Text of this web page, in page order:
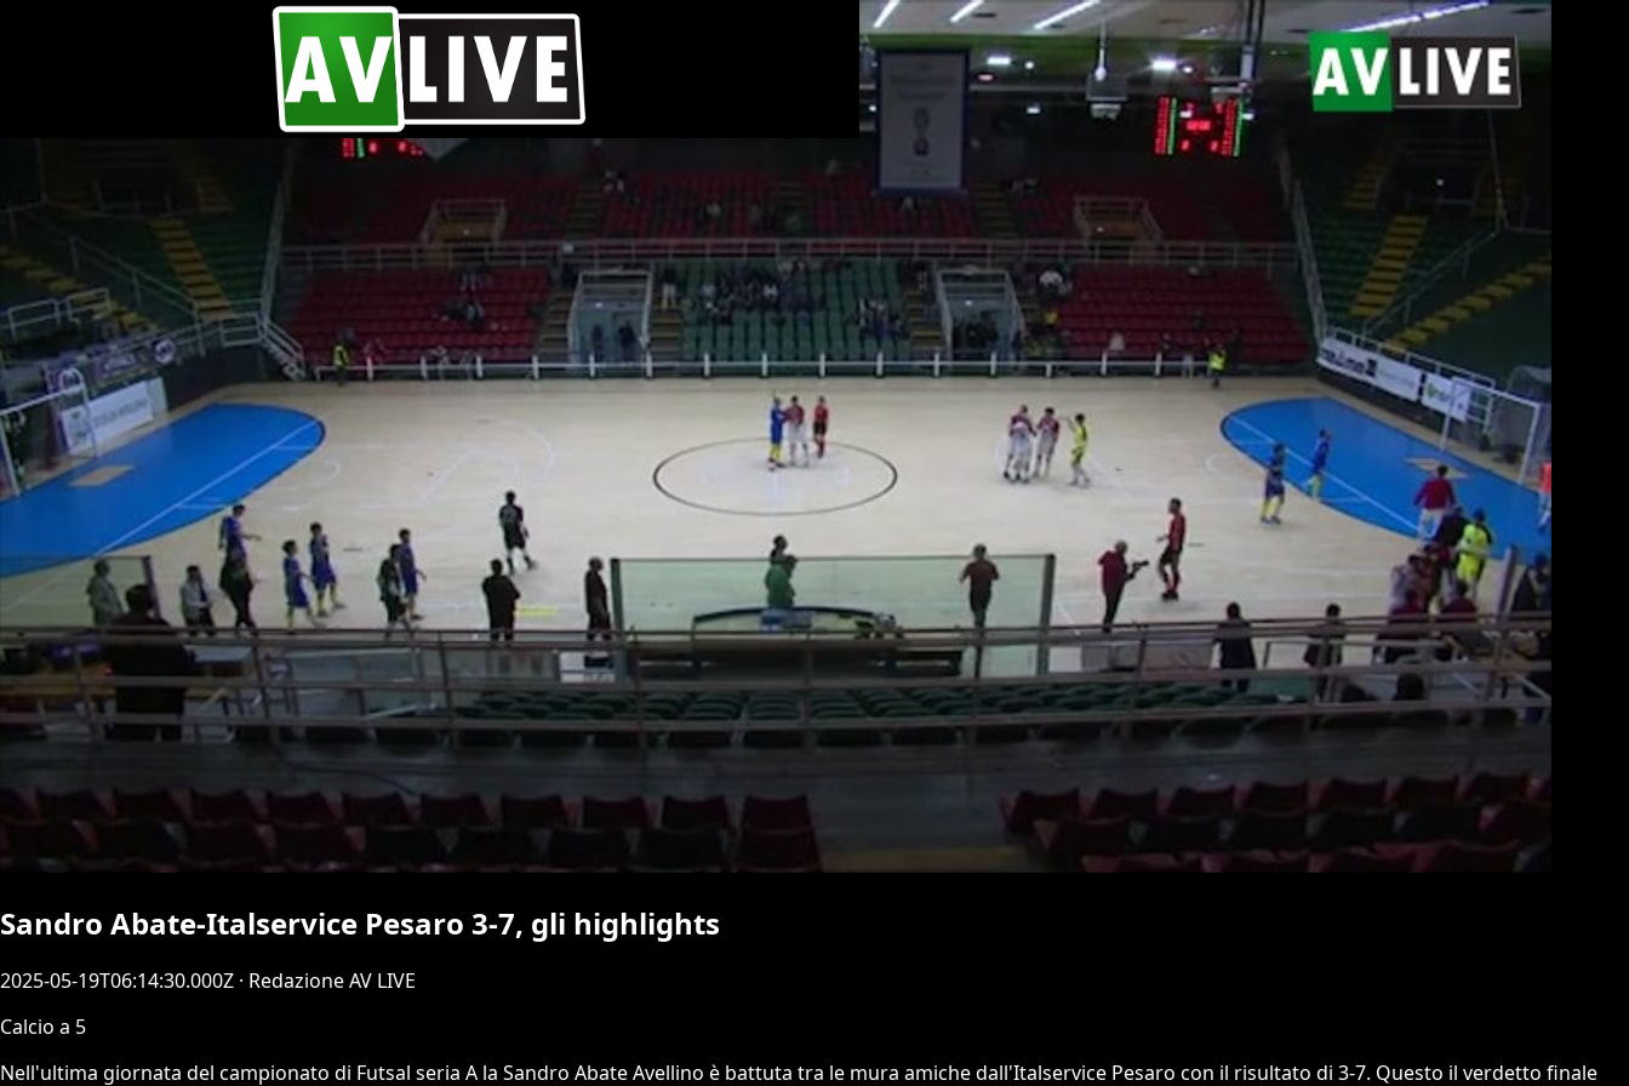
Sandro Abate-Italservice Pesaro 3-7, gli highlights
2025-05-19T06:14:30.000Z · Redazione AV LIVE
Calcio a 5
Nell'ultima giornata del campionato di Futsal seria A la Sandro Abate Avellino è battuta tra le mura amiche dall'Italservice Pesaro con il risultato di 3-7. Questo il verdetto finale